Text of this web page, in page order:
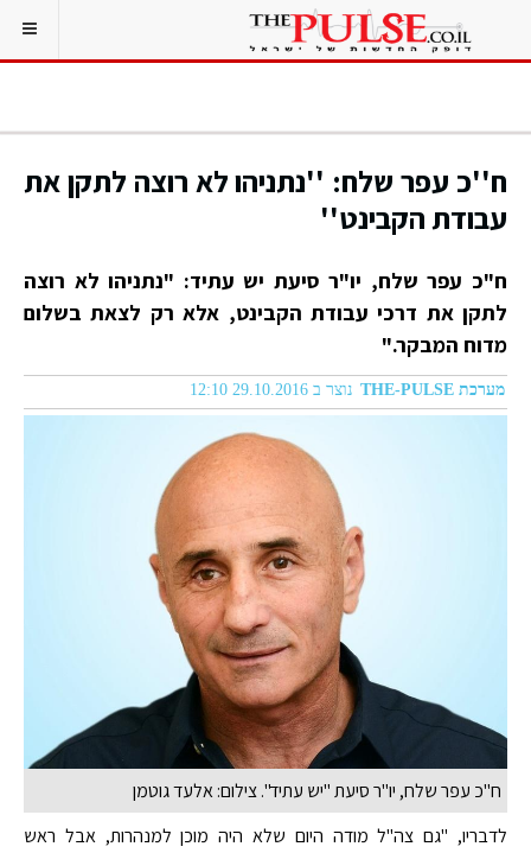
ח''כ עפר שלח: ''נתניהו לא רוצה לתקן את
עבודת הקבינט''
ח"כ עפר שלח, יו"ר סיעת יש עתיד: "נתניהו לא רוצה
לתקן את דרכי עבודת הקבינט, אלא רק לצאת בשלום
מדוח המבקר."
מערכת THE-PULSE נוצר ב 29.10.2016 12:10
ח"כ עפר שלח, יו"ר סיעת "יש עתיד". צילום: אלעד גוטמן
לדבריו, "גם צה"ל מודה היום שלא היה מוכן למנהרות, אבל ראש